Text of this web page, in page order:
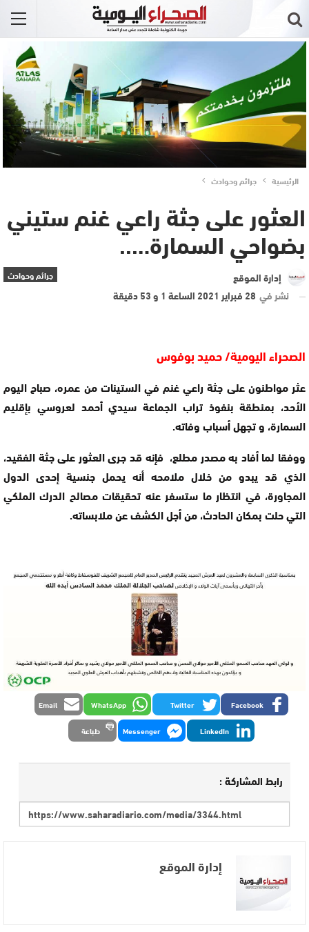
الرئيسية جرائم وحوادث
العثور على جثة راعي غنم ستيني
بضواحي السمارة…..
جرائم وحوادث
إدارة الموقع
نشر في 28 فبراير 2021 الساعة 1 و 53 دقيقة
الصحراء اليومية/ حميد بوفوس
عثر مواطنون على جثة راعي غنم في الستينات من عمره، صباح اليوم
الأحد، بمنطقة بنفوذ تراب الجماعة سيدي أحمد لعروسي بإقليم
السمارة، و تجهل أسباب وفاته.
ووفقا لما أفاد به مصدر مطلع، فإنه قد جرى العثور على جثة الفقيد،
الذي قد يبدو من خلال ملامحه أنه يحمل جنسية إحدى الدول
المجاورة، في انتظار ما ستسفر عنه تحقيقات مصالح الدرك الملكي
التي حلت بمكان الحادث، من أجل الكشف عن ملابساته.
Facebook
Twitter
WhatsApp
Email
LinkedIn
Messenger طباعة
رابط المشاركة :
إدارة الموقع